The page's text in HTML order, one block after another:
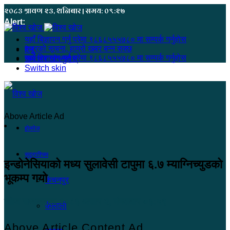
२०८३ श्रावण २३, शनिबार | समय: ०९:२७
Alert:
यहाँ बिज्ञापन गर्नु परेमा ९८६८५५५७८० मा सम्पर्क गर्नुहोस
हजुरको सूचना, हाम्रो खबर बन्न सक्छ
यहाँ बिज्ञापन गर्नु परेमा ९८६८५५५७८० मा सम्पर्क गर्नुहोस
मेनू
समाचार खोज्नुहोस्
Switch skin
होमपेज
सुदूरपश्चिम
कंचनपुर
कैलाली
Above Article Ad
इन्डोनेसियाको मध्य सुलावेसी टापुमा ६.७ म्याग्निच्युडको
भूकम्प गयो
खोज सम्वाददाता२०८३ असार २, मंगलवार ०३:५९